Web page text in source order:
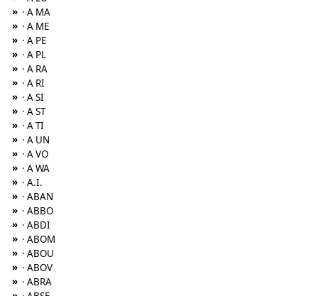
» · A MA
» · A ME
» · A PE
» · A PL
» · A RA
» · A RI
» · A SI
» · A ST
» · A TI
» · A UN
» · A VO
» · A WA
» · A.I.
» · ABAN
» · ABBO
» · ABDI
» · ABOM
» · ABOU
» · ABOV
» · ABRA